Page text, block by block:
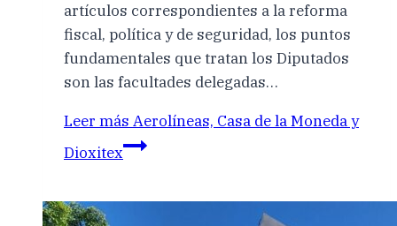
artículos correspondientes a la reforma
fiscal, política y de seguridad, los puntos
fundamentales que tratan los Diputados
son las facultades delegadas…
Leer más Aerolíneas, Casa de la Moneda y
Dioxitex